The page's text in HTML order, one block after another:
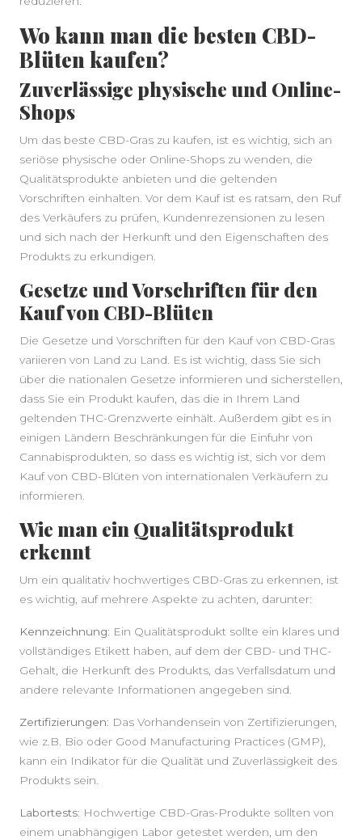
Wo kann man die besten CBD-
Blüten kaufen?
Zuverlässige physische und Online-
Shops
Um das beste CBD-Gras zu kaufen, ist es wichtig, sich an
seriöse physische oder Online-Shops zu wenden, die
Qualitätsprodukte anbieten und die geltenden
Vorschriften einhalten. Vor dem Kauf ist es ratsam, den Ruf
des Verkäufers zu prüfen, Kundenrezensionen zu lesen
und sich nach der Herkunft und den Eigenschaften des
Produkts zu erkundigen.
Gesetze und Vorschriften für den
Kauf von CBD-Blüten
Die Gesetze und Vorschriften für den Kauf von CBD-Gras
variieren von Land zu Land. Es ist wichtig, dass Sie sich
über die nationalen Gesetze informieren und sicherstellen,
dass Sie ein Produkt kaufen, das die in Ihrem Land
geltenden THC-Grenzwerte einhält. Außerdem gibt es in
einigen Ländern Beschränkungen für die Einfuhr von
Cannabisprodukten, so dass es wichtig ist, sich vor dem
Kauf von CBD-Blüten von internationalen Verkäufern zu
informieren.
Wie man ein Qualitätsprodukt
erkennt
Um ein qualitativ hochwertiges CBD-Gras zu erkennen, ist
es wichtig, auf mehrere Aspekte zu achten, darunter:
Kennzeichnung: Ein Qualitätsprodukt sollte ein klares und
vollständiges Etikett haben, auf dem der CBD- und THC-
Gehalt, die Herkunft des Produkts, das Verfallsdatum und
andere relevante Informationen angegeben sind.
Zertifizierungen: Das Vorhandensein von Zertifizierungen,
wie z.B. Bio oder Good Manufacturing Practices (GMP),
kann ein Indikator für die Qualität und Zuverlässigkeit des
Produkts sein.
Labortests: Hochwertige CBD-Gras-Produkte sollten von
einem unabhängigen Labor getestet werden, um den